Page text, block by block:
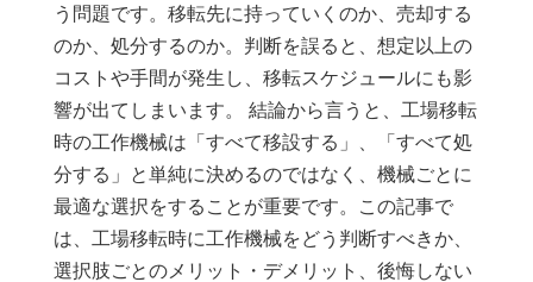
う問題です。移転先に持っていくのか、売却する
のか、処分するのか。判断を誤ると、想定以上の
コストや手間が発生し、移転スケジュールにも影
響が出てしまいます。 結論から言うと、工場移転
時の工作機械は「すべて移設する」、「すべて処
分する」と単純に決めるのではなく、機械ごとに
最適な選択をすることが重要です。この記事で
は、工場移転時に工作機械をどう判断すべきか、
選択肢ごとのメリット・デメリット、後悔しない